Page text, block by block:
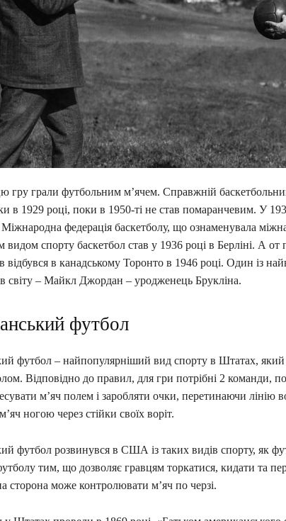
гру грали футбольним м’ячем. Справжній
в 1929 році, поки в 1950-ті не став помаранчевим. У
Міжнародна федерація баскетболу, що ознаменувала
видом спорту баскетбол став у 1936 році в Берліні. А
відбувся в канадському Торонто в 1946 році. Один із
світу – Майкл Джордан – уродженець Брукліна.
футбол
футбол – найпопулярніший вид спорту в Штатах, який
Відповідно до правил, для гри потрібні 2 команди,
м’яч полем і заробляти очки, перетинаючи лінію
ногою через стійки своїх воріт.
футбол розвинувся в США із таких видів спорту, як
тим, що дозволяє гравцям торкатися, кидати та
сторона може контролювати м’яч по черзі.